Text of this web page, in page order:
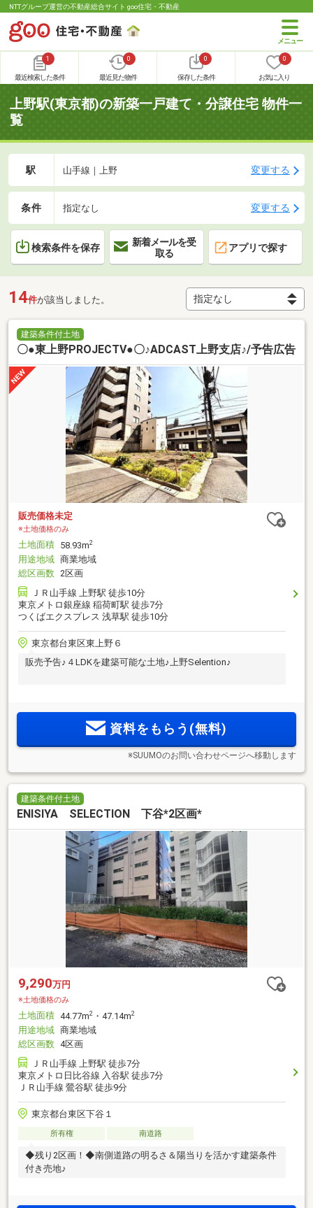
NTTグループ運営の不動産総合サイト goo住宅・不動産
1
最近検索した条件
0
最近見た物件
0
保存した条件
0
お気に入り
上野駅(東京都)の新築一戸建て・分譲住宅 物件一
覧
駅 山手線｜上野 変更する
条件 指定なし 変更する
検索条件を保存
新着メールを受
取る
アプリで探す
14件が該当しました。
建築条件付土地
〇●東上野PROJECTⅤ●〇♪ADCAST上野支店♪/予告広告
販売価格未定
※土地価格のみ
土地面積 58.93m2
用途地域 商業地域
総区画数 2区画
ＪＲ山手線 上野駅 徒歩10分
東京メトロ銀座線 稲荷町駅 徒歩7分
つくばエクスプレス 浅草駅 徒歩10分
東京都台東区東上野６
販売予告♪４LDKを建築可能な土地♪上野Selention♪
資料をもらう(無料)
※SUUMOのお問い合わせページへ移動します
建築条件付土地
ENISIYA SELECTION 下谷*2区画*
9,290万円
※土地価格のみ
土地面積 44.77m2 ・47.14m2
用途地域 商業地域
総区画数 4区画
ＪＲ山手線 上野駅 徒歩7分
東京メトロ日比谷線 入谷駅 徒歩7分
ＪＲ山手線 鶯谷駅 徒歩9分
東京都台東区下谷１
所有権 南道路
◆残り2区画！◆南側道路の明るさ＆陽当りを活かす建築条件
付き売地♪